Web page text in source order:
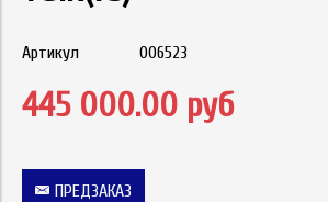
Артикул 006523
445 000.00 руб
ПРЕДЗАКАЗ